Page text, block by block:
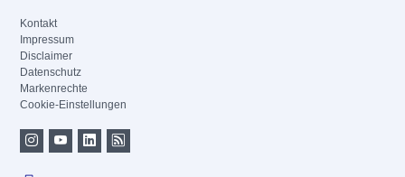
Kontakt
Impressum
Disclaimer
Datenschutz
Markenrechte
Cookie-Einstellungen